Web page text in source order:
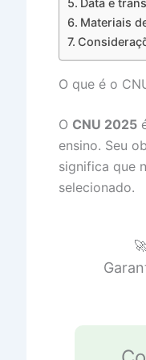
Data e
Materiais
O que é o
O CNU 2025
ensino. Seu
significa que
selecionado.